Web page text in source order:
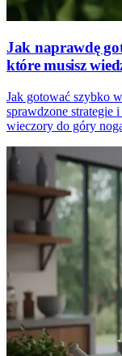
Jak naprawdę
które musisz
Jak gotować szybko
sprawdzone
wieczory do góry